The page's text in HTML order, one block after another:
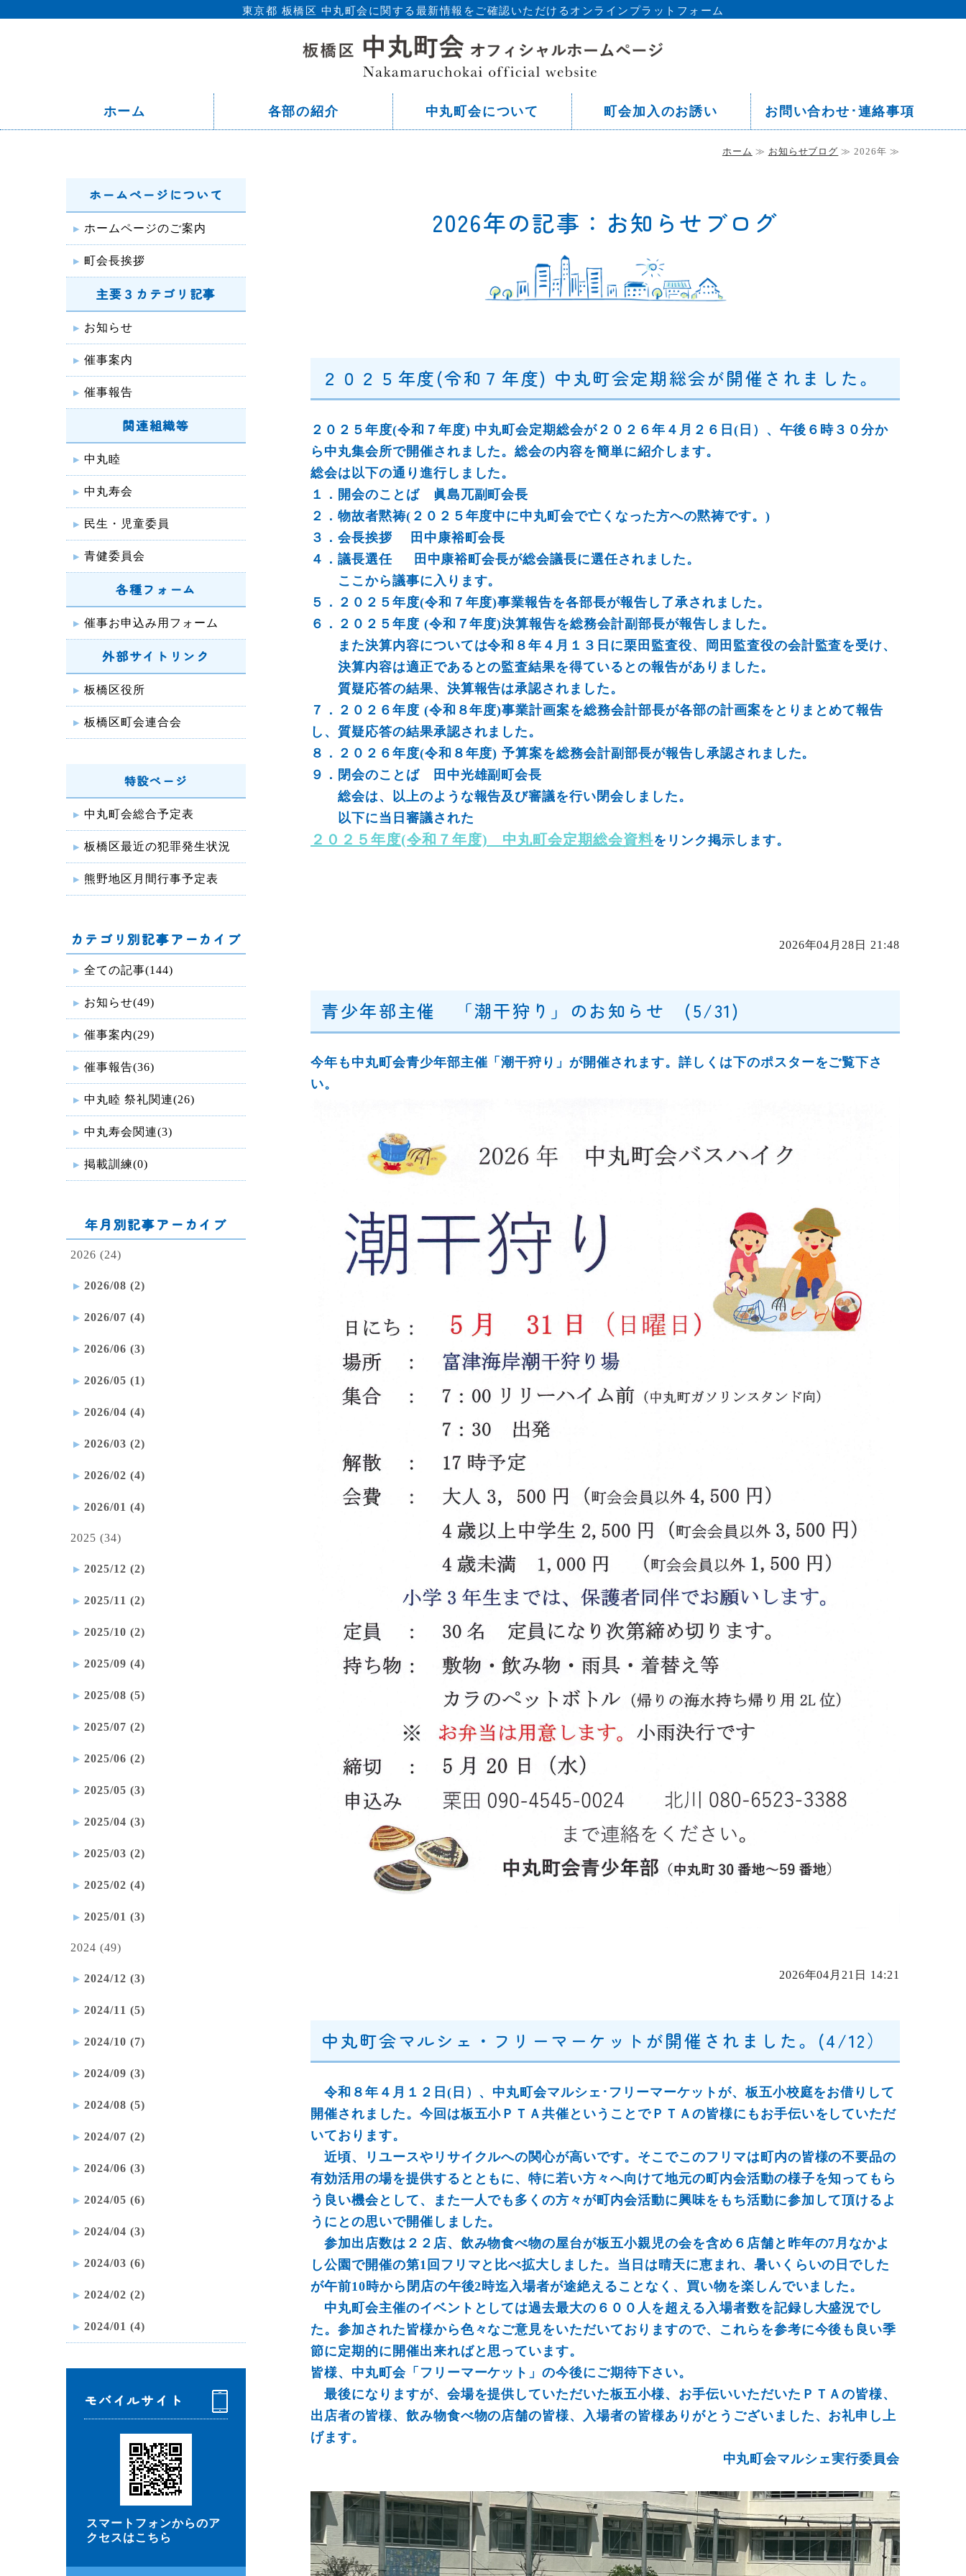
東京都 板橋区 中丸町会に関する最新情報をご確認いただけるオンラインプラットフォーム
ホーム 各部の紹介 中丸町会について 町会加入のお誘い お問い合わせ･連絡事項
ホーム ≫ お知らせブログ ≫ 2026年 ≫
2026年の記事：お知らせブログ
２０２５年度(令和７年度) 中丸町会定期総会が開催されました。
２０２５年度(令和７年度) 中丸町会定期総会が２０２６年４月２６日(日）、午後６時３０分か
ら中丸集会所で開催されました。総会の内容を簡単に紹介します。
総会は以下の通り進行しました。
１．開会のことば 眞島兀副町会長
２．物故者黙祷(２０２５年度中に中丸町会で亡くなった方への黙祷です。)
３．会長挨拶 田中康裕町会長
４．議長選任 田中康裕町会長が総会議長に選任されました。
ここから議事に入ります。
５．２０２５年度(令和７年度)事業報告を各部長が報告し了承されました。
６．２０２５年度 (令和７年度)決算報告を総務会計副部長が報告しました。
また決算内容については令和８年４月１３日に栗田監査役、岡田監査役の会計監査を受け、
決算内容は適正であるとの監査結果を得ているとの報告がありました。
質疑応答の結果、決算報告は承認されました。
７．２０２６年度 (令和８年度)事業計画案を総務会計部長が各部の計画案をとりまとめて報告
し、質疑応答の結果承認されました。
８．２０２６年度(令和８年度) 予算案を総務会計副部長が報告し承認されました。
９．閉会のことば 田中光雄副町会長
総会は、以上のような報告及び審議を行い閉会しました。
以下に当日審議された
２０２５年度(令和７年度) 中丸町会定期総会資料をリンク掲示します。
2026年04月28日 21:48
青少年部主催 「潮干狩り」のお知らせ (5/31)
今年も中丸町会青少年部主催「潮干狩り」が開催されます。詳しくは下のポスターをご覧下さ
い。
2026年04月21日 14:21
中丸町会マルシェ・フリーマーケットが開催されました。(4/12）
令和８年４月１２日(日）、中丸町会マルシェ･フリーマーケットが、板五小校庭をお借りして
開催されました。今回は板五小ＰＴＡ共催ということでＰＴＡの皆様にもお手伝いをしていただ
いております。
近頃、リユースやリサイクルへの関心が高いです。そこでこのフリマは町内の皆様の不要品の
有効活用の場を提供するとともに、特に若い方々へ向けて地元の町内会活動の様子を知ってもら
う良い機会として、また一人でも多くの方々が町内会活動に興味をもち活動に参加して頂けるよ
うにとの思いで開催しました。
参加出店数は２２店、飲み物食べ物の屋台が板五小親児の会を含め６店舗と昨年の7月なかよ
し公園で開催の第1回フリマと比べ拡大しました。当日は晴天に恵まれ、暑いくらいの日でした
が午前10時から閉店の午後2時迄入場者が途絶えることなく、買い物を楽しんでいました。
中丸町会主催のイベントとしては過去最大の６００人を超える入場者数を記録し大盛況でし
た。参加された皆様から色々なご意見をいただいておりますので、これらを参考に今後も良い季
節に定期的に開催出来ればと思っています。
皆様、中丸町会「フリーマーケット」の今後にご期待下さい。
最後になりますが、会場を提供していただいた板五小様、お手伝いいただいたＰＴＡの皆様、
出店者の皆様、飲み物食べ物の店舗の皆様、入場者の皆様ありがとうございました、お礼申し上
げます。
中丸町会マルシェ実行委員会
ホームページについて
ホームページのご案内
町会長挨拶
主要３カテゴリ記事
お知らせ
催事案内
催事報告
関連組織等
中丸睦
中丸寿会
民生・児童委員
青健委員会
各種フォーム
催事お申込み用フォーム
外部サイトリンク
板橋区役所
板橋区町会連合会
特設ページ
中丸町会総合予定表
板橋区最近の犯罪発生状況
熊野地区月間行事予定表
カテゴリ別記事アーカイブ
全ての記事(144)
お知らせ(49)
催事案内(29)
催事報告(36)
中丸睦 祭礼関連(26)
中丸寿会関連(3)
掲載訓練(0)
年月別記事アーカイブ
2026 (24)
2026/08 (2)
2026/07 (4)
2026/06 (3)
2026/05 (1)
2026/04 (4)
2026/03 (2)
2026/02 (4)
2026/01 (4)
2025 (34)
2025/12 (2)
2025/11 (2)
2025/10 (2)
2025/09 (4)
2025/08 (5)
2025/07 (2)
2025/06 (2)
2025/05 (3)
2025/04 (3)
2025/03 (2)
2025/02 (4)
2025/01 (3)
2024 (49)
2024/12 (3)
2024/11 (5)
2024/10 (7)
2024/09 (3)
2024/08 (5)
2024/07 (2)
2024/06 (3)
2024/05 (6)
2024/04 (3)
2024/03 (6)
2024/02 (2)
2024/01 (4)
モバイルサイト
スマートフォンからのア
クセスはこちら